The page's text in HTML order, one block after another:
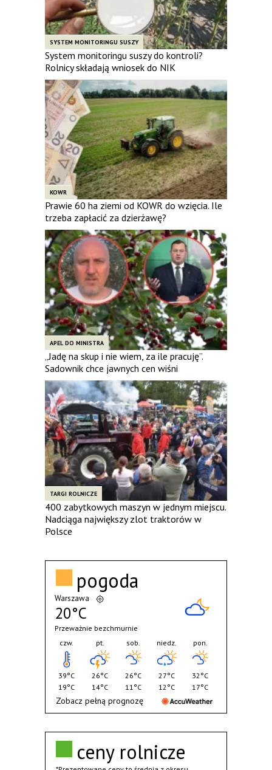
SYSTEM MONITORINGU SUSZY
System monitoringu suszy do kontroli?
Rolnicy składają wniosek do NIK
KOWR
Prawie 60 ha ziemi od KOWR do wzięcia. Ile
trzeba zapłacić za dzierżawę?
APEL DO MINISTRA
„Jadę na skup i nie wiem, za ile pracuję”.
Sadownik chce jawnych cen wiśni
TARGI ROLNICZE
400 zabytkowych maszyn w jednym miejscu.
Nadciąga największy zlot traktorów w
Polsce
ceny rolnicze
pogoda
Warszawa
20°C
Przeważnie bezchmurnie
czw.
39°C
19°C
pt.
26°C
14°C
sob.
26°C
11°C
niedz.
27°C
12°C
pon.
32°C
17°C
Zobacz pełną prognozę